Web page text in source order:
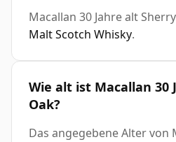
Macallan 30 Jahre alt
Malt Scotch Whisky.
Wie alt ist Macallan 30
Oak?
Das angegebene Alter von